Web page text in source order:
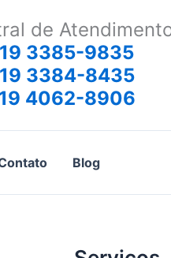
de
19 3385-9835
19 3384-8435
19 4062-8906
Blog